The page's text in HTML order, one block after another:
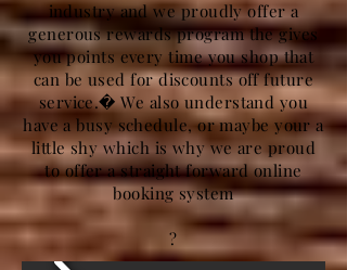
industry and we proudly offer a
generous rewards program the gives
you points every time you shop that
can be used for discounts off future
service.� We also understand you
have a busy schedule, or maybe your a
little shy which is why we are proud
to offer a straight forward online
booking system
?